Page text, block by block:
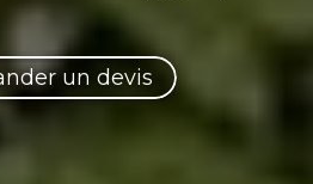
un devis